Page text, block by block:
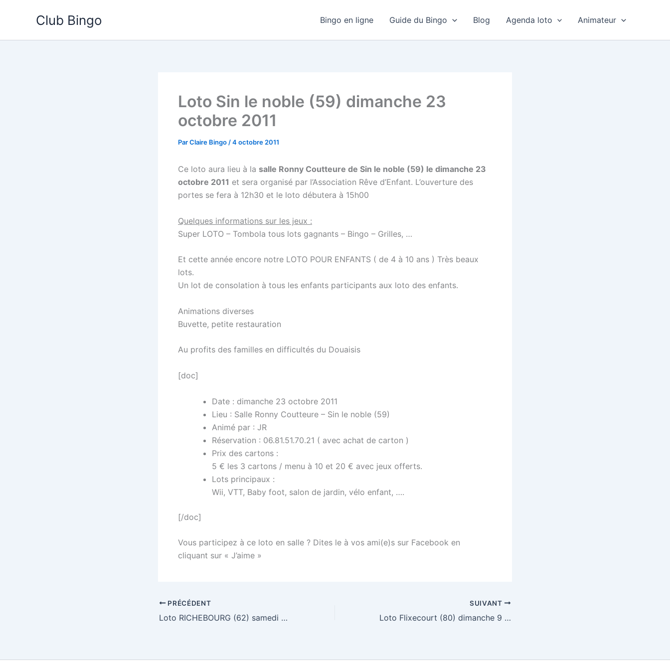
Club Bingo Bingo en ligne Guide du Bingo Blog Agenda loto Animateur
Loto Sin le noble (59) dimanche 23
octobre 2011
ParClaire Bingo /4 octobre 2011
Ce loto aura lieu à la salle Ronny Coutteure de Sin le noble (59) le dimanche 23
octobre 2011 et sera organisé par l’Association Rêve d’Enfant. L’ouverture des
portes se fera à 12h30 et le loto débutera à 15h00
Quelques informations sur les jeux :
Super LOTO – Tombola tous lots gagnants – Bingo – Grilles, …
Et cette année encore notre LOTO POUR ENFANTS ( de 4 à 10 ans ) Très beaux
lots.
Un lot de consolation à tous les enfants participants aux loto des enfants.
Animations diverses
Buvette, petite restauration
Au profits des familles en difficultés du Douaisis
[doc]
Date : dimanche 23 octobre 2011
Lieu : Salle Ronny Coutteure – Sin le noble (59)
Animé par : JR
Réservation : 06.81.51.70.21 ( avec achat de carton )
Prix des cartons :
5 € les 3 cartons / menu à 10 et 20 € avec jeux offerts.
Lots principaux :
Wii, VTT, Baby foot, salon de jardin, vélo enfant, ….
[/doc]
Vous participez à ce loto en salle ? Dites le à vos ami(e)s sur Facebook en
cliquant sur « J’aime »
PRÉCÉDENT
Loto RICHEBOURG (62) samedi 8 octobre 2011
SUIVANT
Loto Flixecourt (80) dimanche 9 octobre 2011